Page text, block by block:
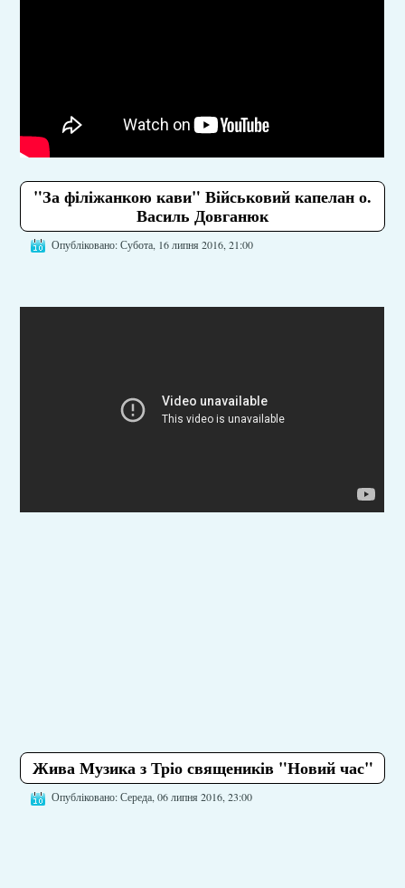
"За філіжанкою кави" Військовий капелан о.
Василь Довганюк
Опубліковано: Субота, 16 липня 2016, 21:00
Жива Музика з Тріо священиків "Новий час"
Опубліковано: Середа, 06 липня 2016, 23:00